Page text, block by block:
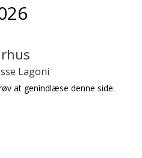
Lagoni
at genindlæse denne side.